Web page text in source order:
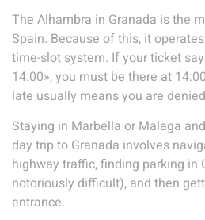
The Alhambra in Granada is the
Spain. Because of this, it
time-slot system. If your ticket
14:00», you must be there at
late usually means you are
Staying in Marbella or Malaga
day trip to Granada involves
highway traffic, finding parking in
notoriously difficult), and then
entrance.